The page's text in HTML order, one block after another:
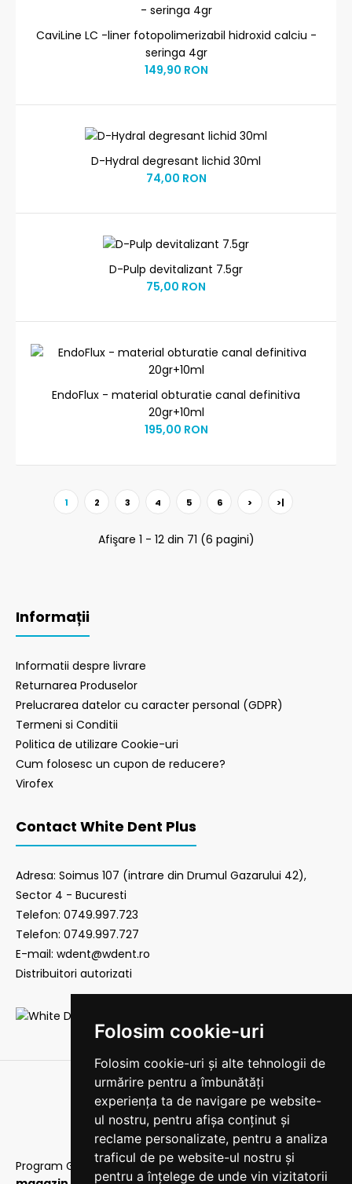
Folosim cookie-uri
Folosim cookie-uri și alte tehnologii de
urmărire pentru a îmbunătăți
experiența ta de navigare pe website-
ul nostru, pentru afișa conținut și
reclame personalizate, pentru a analiza
traficul de pe website-ul nostru și
pentru a înțelege de unde vin vizitatorii
CaviLine LC -liner fotopolimerizabil hidroxid calciu -
seringa 4gr
149,90 RON
D-Hydral degresant lichid 30ml
74,00 RON
D-Pulp devitalizant 7.5gr
75,00 RON
EndoFlux - material obturatie canal definitiva
20gr+10ml
195,00 RON
1 2 3 4 5 6 > >|
Afişare 1 - 12 din 71 (6 pagini)
Informații
Informatii despre livrare
Returnarea Produselor
Prelucrarea datelor cu caracter personal (GDPR)
Termeni si Conditii
Politica de utilizare Cookie-uri
Cum folosesc un cupon de reducere?
Virofex
Contact White Dent Plus
Adresa: Soimus 107 (intrare din Drumul Gazarului 42),
Sector 4 - Bucuresti
Telefon: 0749.997.723
Telefon: 0749.997.727
E-mail: wdent@wdent.ro
Distribuitori autorizati
Program Gestiune|Protectia consumatorului| Acest